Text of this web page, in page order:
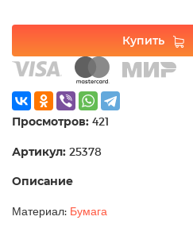
Купить
Просмотров: 421
Артикул: 25378
Описание
Материал: Бумага